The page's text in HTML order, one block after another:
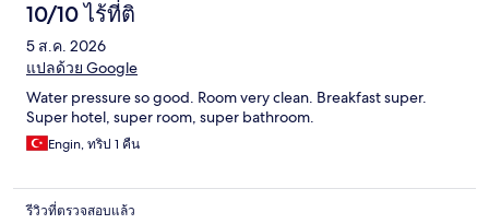
10/10 ไร้ที่ติ
5 ส.ค. 2026
แปลด้วย Google
Water pressure so good. Room very clean. Breakfast super.
Super hotel, super room, super bathroom.
Engin, ทริป 1 คืน
รีวิวที่ตรวจสอบแล้ว